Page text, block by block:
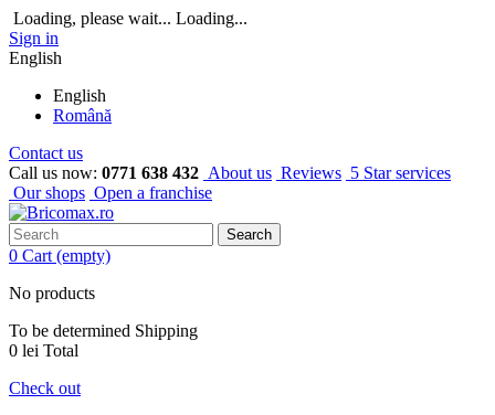
Loading, please wait... Loading...
Sign in
English
English
Română
Contact us
Call us now: 0771 638 432 About us Reviews 5 Star services
Our shops Open a franchise
Search
0 Cart (empty)
No products
To be determined Shipping
0 lei Total
Check out